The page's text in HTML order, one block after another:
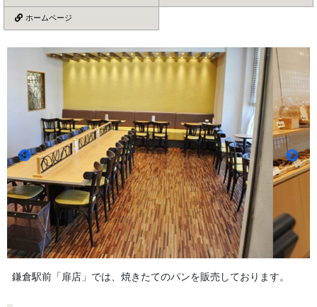
ホームページ
鎌倉駅前「扉店」では、焼きたてのパンを販売しております。